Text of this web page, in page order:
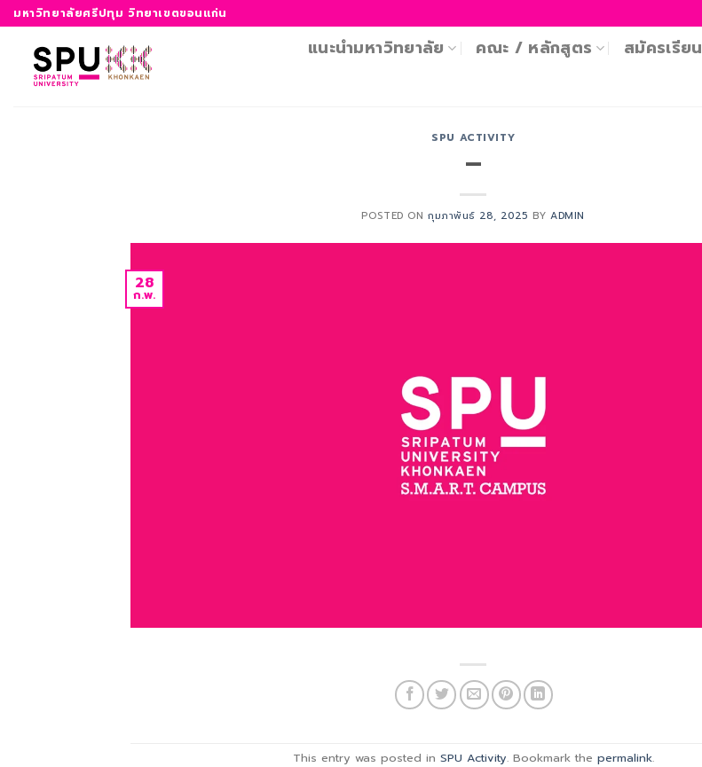
ข้าม
ไป
เนื้อหา
มหาวิทยาลัยศรีปทุม วิทยาเขตขอนแก่น
แนะนำมหาวิทยาลัย คณะ / หลักสูตร สมัครเรียน
SPU ACTIVITY
–
POSTED ONกุมภาพันธ์ 28, 2025 BYADMIN
28
ก.พ.
This entry was posted in SPU Activity. Bookmark the permalink.